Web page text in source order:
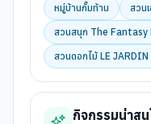
หมู่บ้านกั๊มท้าน
สวน
สวนสนุก The Fantasy
สวนดอกไม้ LE JARDIN
กิจกรรมน่าสน